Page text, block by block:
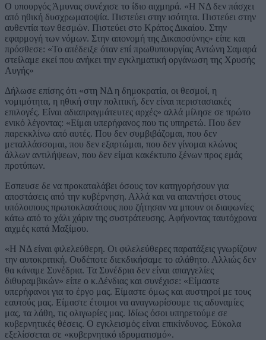
Ο υπουργός Άμυνας συνέχισε το ίδιο αιχμηρά. «Η ΝΔ δεν πάσχει
από ηθική δυσχρωματοψία. Πιστεύει στην ισότητα. Πιστεύει στην
αυθεντία των θεσμών. Πιστεύει στο Κράτος Δικαίου. Στην
εφαρμογή των νόμων. Στην απονομή της Δικαιοσύνης» είπε και
πρόσθεσε: «Το απέδειξε όταν επί πρωθυπουργίας Αντώνη Σαμαρά
στείλαμε εκεί που ανήκει την εγκληματική οργάνωση της Χρυσής
Αυγής»
Δήλωσε επίσης ότι «στη ΝΔ η δημοκρατία, οι θεσμοί, η
νομιμότητα, η ηθική στην πολιτική, δεν είναι περιστασιακές
επιλογές. Είναι αδιαπραγμάτευτες αρχές» αλλά μίλησε σε πρώτο
ενικό λέγοντας: «Είμαι υπερήφανος που τις υπηρετώ. Που δεν
παρεκκλίνω από αυτές. Που δεν συμβιβάζομαι, που δεν
μεταλλάσσομαι, που δεν εξαρτώμαι, που δεν γίνομαι κλώνος
άλλων αντιλήψεων, που δεν είμαι κακέκτυπο ξένων προς εμάς
προτύπων.
Εσπευσε δε να προκαταλάβει όσους τον κατηγορήσουν για
αποστάσεις από την κυβέρνηση. Αλλά και να απαντήσει στους
υπόλοιπους πρωτοκλασάτους που ζήτησαν να μπουν οι διαφωνίες
κάτω από το χάλι χάριν της συστράτευσης. Αφήνοντας ταυτόχρονα
αιχμές κατά Μαξίμου.
«Η ΝΔ είναι φιλελεύθερη. Οι φιλελεύθερες παρατάξεις γνωρίζουν
την αυτοκριτική. Ουδέποτε διεκδικήσαμε το αλάθητο. Αλλιώς δεν
θα κάναμε Συνέδρια. Τα Συνέδρια δεν είναι απαγγελίες
διθυραμβικών» είπε ο κ.Δένδιας και συνέχισε: «Είμαστε
υπερήφανοι για το έργο μας. Είμαστε όμως και αυστηροί με τους
εαυτούς μας. Είμαστε έτοιμοι να αναγνωρίσουμε τις αδυναμίες
μας, τα λάθη, τις ολιγωρίες μας. Ιδίως όσοι υπηρετούμε σε
κυβερνητικές θέσεις. Ο εγκλεισμός είναι επικίνδυνος. Εύκολα
εξελίσσεται σε «κυβερνητικό ιδρυματισμό».